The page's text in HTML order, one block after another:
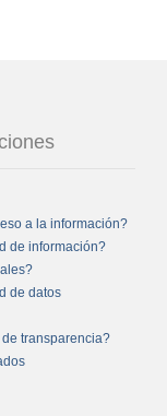
a la información?
de información?
de datos
transparencia?